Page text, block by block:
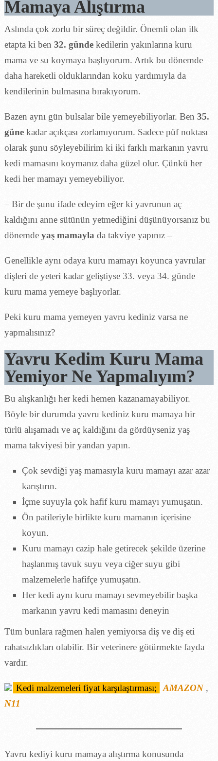
Mamaya Alıştırma
Aslında çok zorlu bir süreç değildir. Önemli olan ilk
etapta ki ben 32. gündekedilerin yakınlarına kuru
mama ve su koymaya başlıyorum. Artık bu dönemde
daha hareketli olduklarından koku yardımıyla da
kendilerinin bulmasına bırakıyorum.
Bazen aynı gün bulsalar bile yemeyebiliyorlar. Ben 35.
günekadar açıkçası zorlamıyorum. Sadece püf noktası
olarak şunu söyleyebilirim ki iki farklı markanın yavru
kedi mamasını koymanız daha güzel olur. Çünkü her
kedi her mamayı yemeyebiliyor.
– Bir de şunu ifade edeyim eğer ki yavrunun aç
kaldığını anne sütünün yetmediğini düşünüyorsanız bu
dönemde yaş mamayla da takviye yapınız –
Genellikle aynı odaya kuru mamayı koyunca yavrular
dişleri de yeteri kadar geliştiyse 33. veya 34. günde
kuru mama yemeye başlıyorlar.
Peki kuru mama yemeyen yavru kediniz varsa ne
yapmalısınız?
Yavru Kedim Kuru Mama
Yemiyor Ne Yapmalıyım?
Bu alışkanlığı her kedi hemen kazanamayabiliyor.
Böyle bir durumda yavru kediniz kuru mamaya bir
türlü alışamadı ve aç kaldığını da gördüyseniz yaş
mama takviyesi bir yandan yapın.
Çok sevdiği yaş mamasıyla kuru mamayı azar azar
karıştırın.
İçme suyuyla çok hafif kuru mamayı yumuşatın.
Ön patileriyle birlikte kuru mamanın içerisine
koyun.
Kuru mamayı cazip hale getirecek şekilde üzerine
haşlanmış tavuk suyu veya ciğer suyu gibi
malzemelerle hafifçe yumuşatın.
Her kedi aynı kuru mamayı sevmeyebilir başka
markanın yavru kedi mamasını deneyin
Tüm bunlara rağmen halen yemiyorsa diş ve diş eti
rahatsızlıkları olabilir. Bir veterinere götürmekte fayda
vardır.
Kedi malzemeleri fiyat karşılaştırması; AMAZON,
N11
Yavru kediyi kuru mamaya alıştırma konusunda